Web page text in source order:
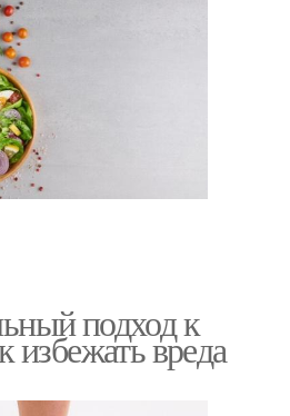
подход к
избежать вреда